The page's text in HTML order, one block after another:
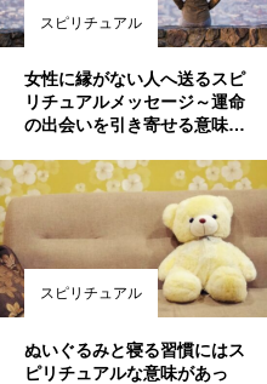
スピリチュアル
女性に縁がない人へ送るスピ
リチュアルメッセージ～運命
の出会いを引き寄せる意味と
スピリチュアル
ぬいぐるみと寝る習慣にはス
ピリチュアルな意味があっ